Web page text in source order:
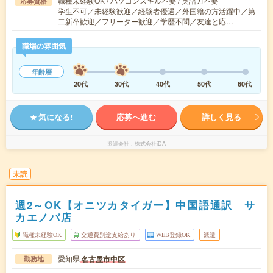
学生不可／未経験歓迎／経験者優遇／外国籍の方活躍中／第
二新卒歓迎／フリーター歓迎／学歴不問／友達と応…
職場の雰囲気
年齢層
20代
30代 40代 50代 60代
気になる! 応募へ進む 詳しく見る
派遣会社 株式会社iDA
未読
週2～OK【オニツカタイガー】中国語通訳 サ
カエノバ店
職種未経験OK 交通費別途支給あり WEB登録OK 派遣
勤務地 愛知県名古屋市中区